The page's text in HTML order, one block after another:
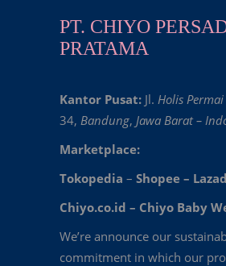
PT. CHIYO
PRATAMA
Kantor Pusat: Jl. Holis Permai
34, Bandung, Jawa Barat –
Marketplace:
Tokopedia – Shopee –
Chiyo.co.id – Chiyo Baby
We’re announce our
commitment in which our